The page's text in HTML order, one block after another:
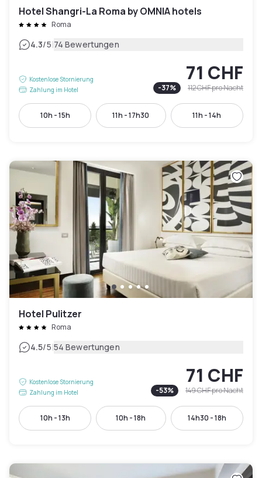
Hotel Shangri-La Roma by OMNIA hotels
Roma
4.3/5|74 Bewertungen
Kostenlose Stornierung
Zahlung im Hotel
71 CHF
-37% 112 CHFpro Nacht
10h - 15h 11h - 17h30 11h - 14h
Hotel Pulitzer
Roma
4.5/5|54 Bewertungen
Kostenlose Stornierung
Zahlung im Hotel
71 CHF
-53% 149 CHFpro Nacht
10h - 13h 10h - 18h 14h30 - 18h